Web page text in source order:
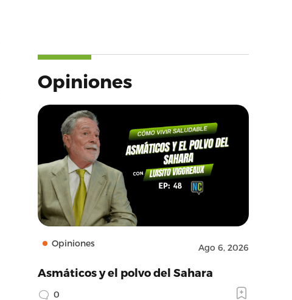
Opiniones
Opiniones Ago 6, 2026
Asmáticos y el polvo del Sahara
0